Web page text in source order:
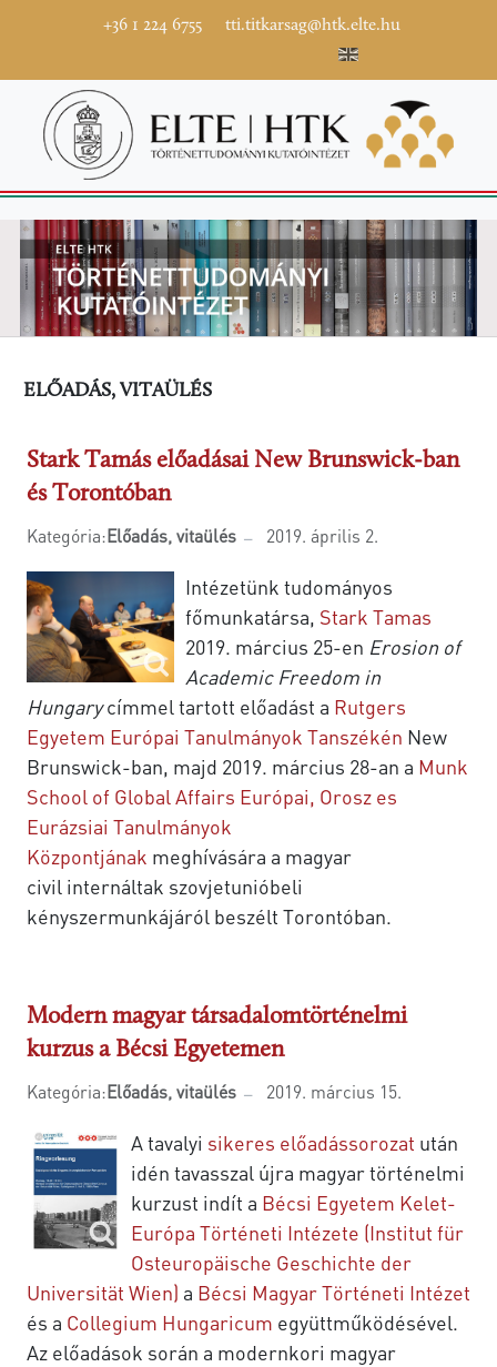
+36 1 224 6755 tti.titkarsag@htk.elte.hu
ELŐADÁS, VITAÜLÉS
Stark Tamás előadásai New Brunswick-ban
és Torontóban
Kategória:Előadás, vitaülés 2019. április 2.
Intézetünk tudományos
főmunkatársa, Stark Tamas
2019. március 25-en Erosion of
Academic Freedom in
Hungarycímmel tartott előadást a Rutgers
Egyetem Európai Tanulmányok Tanszékén New
Brunswick-ban, majd 2019. március 28-an a Munk
School of Global Affairs Európai, Orosz es
Eurázsiai Tanulmányok
Központjának meghívására a magyar
civil internáltak szovjetunióbeli
kényszermunkájáról beszélt Torontóban.
Modern magyar társadalomtörténelmi
kurzus a Bécsi Egyetemen
Kategória:Előadás, vitaülés 2019. március 15.
A tavalyi sikeres előadássorozat után
idén tavasszal újra magyar történelmi
kurzust indít a Bécsi Egyetem Kelet-
Európa Történeti Intézete (Institut für
Osteuropäische Geschichte der
Universität Wien) a Bécsi Magyar Történeti Intézet
és a Collegium Hungaricum együttműködésével.
Az előadások során a modernkori magyar